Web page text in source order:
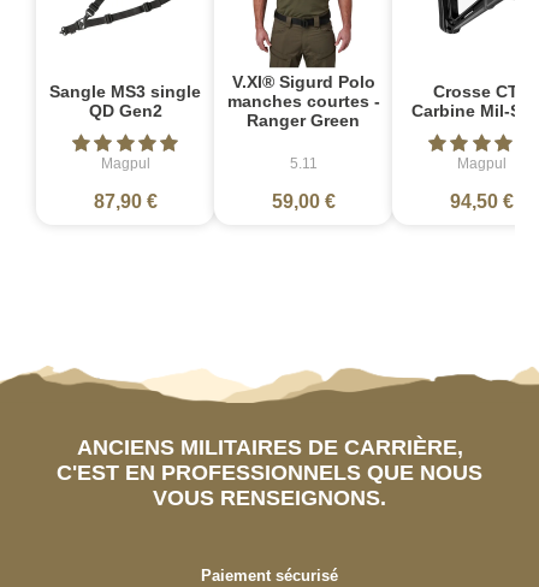
Sangle MS3 single
QD Gen2
Magpul
87,90 €
V.XI® Sigurd Polo
manches courtes -
Ranger Green
5.11
59,00 €
Crosse CTR
Carbine Mil-
Magpul
94,50 €
ANCIENS MILITAIRES DE CARRIÈRE,
C'EST EN PROFESSIONNELS QUE NOUS
VOUS RENSEIGNONS.
Paiement sécurisé